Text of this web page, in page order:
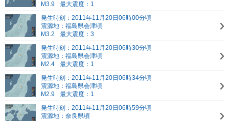
M3.9
最大震度：1
発生時刻：2011年11月20日06時00分頃
震源地：福島県会津頃
M3.2
最大震度：3
発生時刻：2011年11月20日06時30分頃
震源地：福島県会津頃
M2.4
最大震度：1
発生時刻：2011年11月20日06時34分頃
震源地：福島県会津頃
M2.9
最大震度：1
発生時刻：2011年11月20日06時59分頃
震源地：奈良県頃